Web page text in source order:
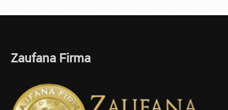
Zaufana Firma